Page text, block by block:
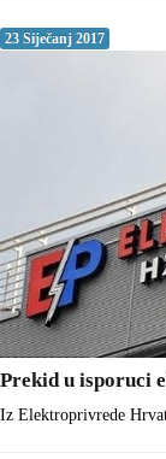
23 Siječanj 2017
Prekid u isporuci
Iz Elektroprivrede